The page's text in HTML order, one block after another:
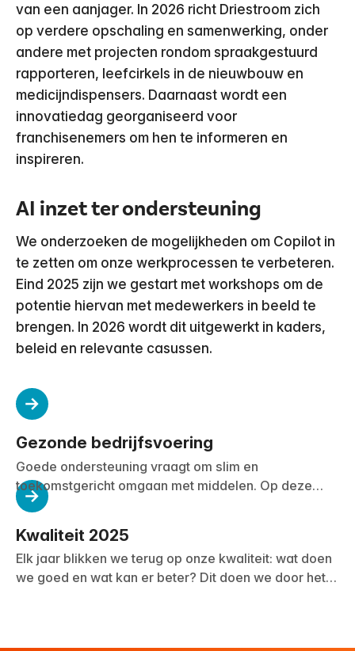
van een aanjager. In 2026 richt Driestroom zich
op verdere opschaling en samenwerking, onder
andere met projecten rondom spraakgestuurd
rapporteren, leefcirkels in de nieuwbouw en
medicijndispensers. Daarnaast wordt een
innovatiedag georganiseerd voor
franchisenemers om hen te informeren en
inspireren.
AI inzet ter ondersteuning
We onderzoeken de mogelijkheden om Copilot in
te zetten om onze werkprocessen te verbeteren.
Eind 2025 zijn we gestart met workshops om de
potentie hiervan met medewerkers in beeld te
brengen. In 2026 wordt dit uitgewerkt in kaders,
beleid en relevante casussen.
Gezonde bedrijfsvoering
Goede ondersteuning vraagt om slim en
toekomstgericht omgaan met middelen. Op deze
pagina laten we zien hoe Driestroom werkt aan
aandacht voor technologie, samenwerking en een
gezonde balans tussen kwaliteit, betaalbaarheid en
vernieuwing.
Kwaliteit 2025
Elk jaar blikken we terug op onze kwaliteit: wat doen
we goed en wat kan er beter? Dit doen we door het